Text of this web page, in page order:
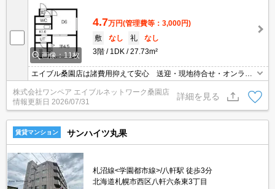
画像：11枚
4.7万円(管理費等：3,000円)
敷
なし 礼
なし
3階
1DK 27.73m²
エイブル桑園店は諸費用抑えて安心 送迎・現地待合せ・オンライ
ン対応 個室相談 当店未掲載物件もご紹介
株式会社ワンペア エイブルネットワーク桑園店
情報更新日 2026/07/31
詳細を見る
賃貸マンション サンハイツ丸果
札沼線<学園都市線>/八軒駅 徒歩3分
北海道札幌市西区八軒六条東3丁目